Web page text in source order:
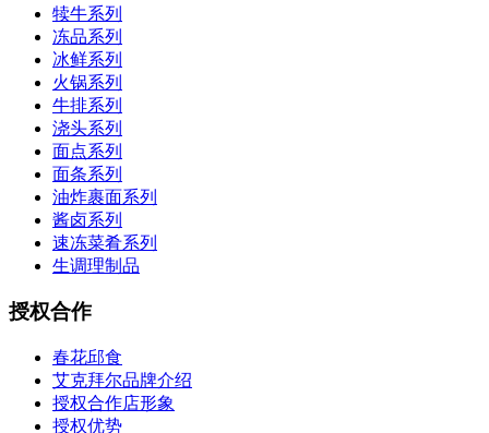
犊牛系列
冻品系列
冰鲜系列
火锅系列
牛排系列
浇头系列
面点系列
面条系列
油炸裹面系列
酱卤系列
速冻菜肴系列
生调理制品
授权合作
春花邱食
艾克拜尔品牌介绍
授权合作店形象
授权优势